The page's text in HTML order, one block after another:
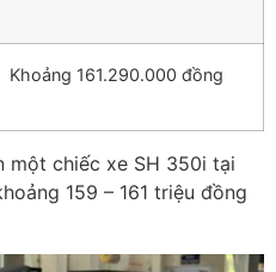
Khoảng 161.290.000 đồng
một chiếc xe SH 350i tại
159 – 161 triệu đồng